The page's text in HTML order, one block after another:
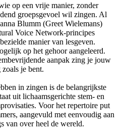
op een vrije manier, zonder
groepsgevoel wil zingen. Al
Blumm (Greet Wielemans)
Voice Network-principes
manier van lesgeven.
op het gehoor aangeleerd.
aanpak zing je jouw
je bent.
in zingen is de belangrijkste
uit lichaamsgerichte stem- en
Voor het repertoire put
aangevuld met eenvoudig aan
van over heel de wereld.